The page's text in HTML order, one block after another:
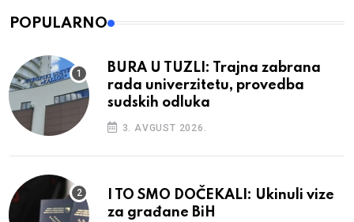
POPULARNO
BURA U TUZLI: Trajna zabrana
rada univerzitetu, provedba
sudskih odluka
3. AVGUST 2026.
I TO SMO DOČEKALI: Ukinuli vize
za građane BiH